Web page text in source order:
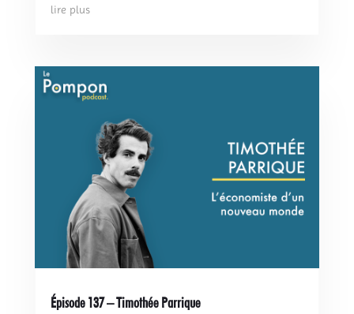
lire plus
Épisode 137 – Timothée Parrique